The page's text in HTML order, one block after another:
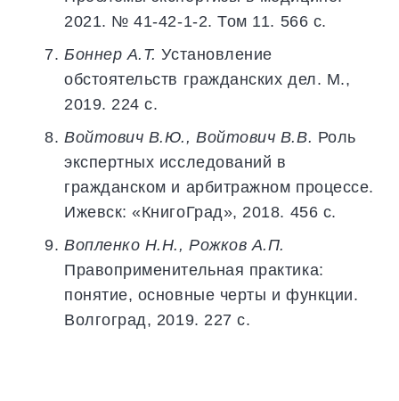
2021. № 41-42-1-2. Том 11. 566 с.
Боннер А.Т.Установление
обстоятельств гражданских дел. М.,
2019. 224 с.
Войтович В.Ю., Войтович В.В. Роль
экспертных исследований в
гражданском и арбитражном процессе.
Ижевск: «КнигоГрад», 2018. 456 с.
Вопленко Н.Н., Рожков А.П.
Правоприменительная практика:
понятие, основные черты и функции.
Волгоград, 2019. 227 с.